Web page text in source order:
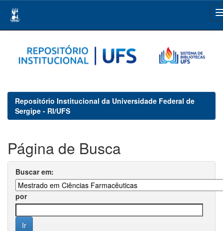
navigation
Repositório Institucional da Universidade Federal de
Sergipe - RI/UFS
Página de Busca
Buscar em:
por